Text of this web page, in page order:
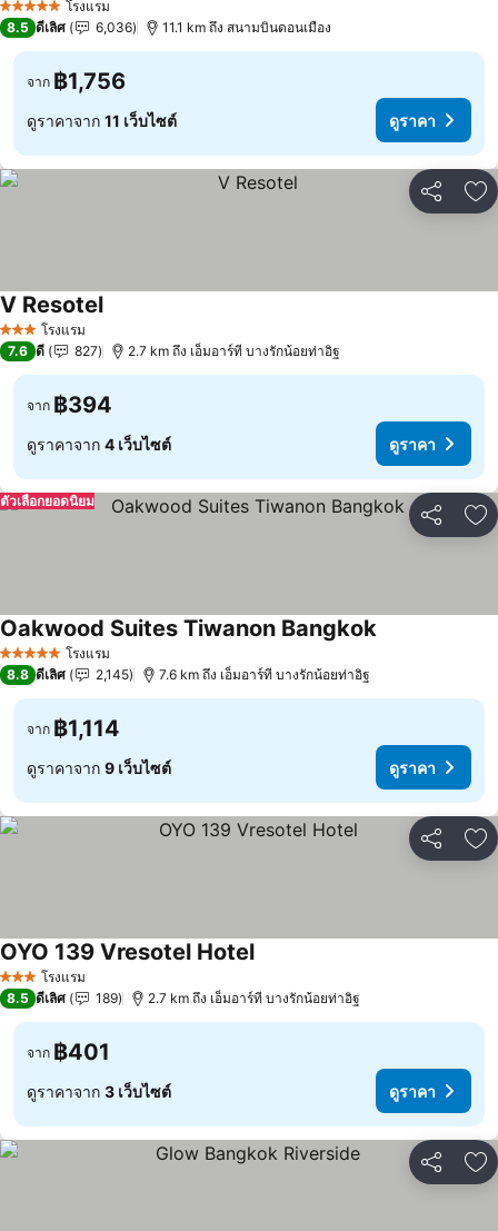
5 ดาว โรงแรม
8.5 ดีเลิศ 6,036 11.1 km ถึง สนามบินดอนเมือง
จาก ฿1,756
ดูราคาจาก 11 เว็บไซต์ ดูราคา
แชร์ เ
3 ดาว โรงแรม
V Resotelดูราคา
7.6 ดี 827 2.7 km ถึง เอ็มอาร์ที บางรักน้อยท่าอิฐ
จาก ฿394
ดูราคาจาก 4 เว็บไซต์ ดูราคา
แชร์ เ
ตัวเลือกยอดนิยม
5 ดาว โรงแรม
Oakwood Suites Tiwanon Bangkokดูราคา
8.8 ดีเลิศ 2,145 7.6 km ถึง เอ็มอาร์ที บางรักน้อยท่าอิฐ
จาก ฿1,114
ดูราคาจาก 9 เว็บไซต์ ดูราคา
แชร์ เ
3 ดาว โรงแรม
OYO 139 Vresotel Hotelดูราคา
8.5 ดีเลิศ 189 2.7 km ถึง เอ็มอาร์ที บางรักน้อยท่าอิฐ
จาก ฿401
ดูราคาจาก 3 เว็บไซต์ ดูราคา
แชร์ เ